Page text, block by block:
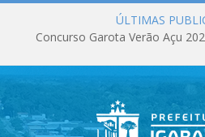
ÚLTIMAS
Concurso Garota Verão Açu